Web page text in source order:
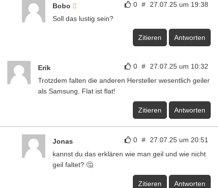
0 # 27.07.25 um 19:38
Bobo
Soll das lustig sein?
Zitieren Antworten
0 # 27.07.25 um 10:32
Erik
Trotzdem falten die anderen Hersteller wesentlich geiler
als Samsung. Flat ist flat!
Zitieren Antworten
0 # 27.07.25 um 20:51
Jonas
kannst du das erklären wie man geil und wie nicht
geil faltet? 🤔
Zitieren Antworten